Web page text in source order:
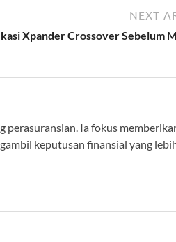
NEXT
Xpander Crossover Sebelum
Ia fokus
keputusan finansial yang